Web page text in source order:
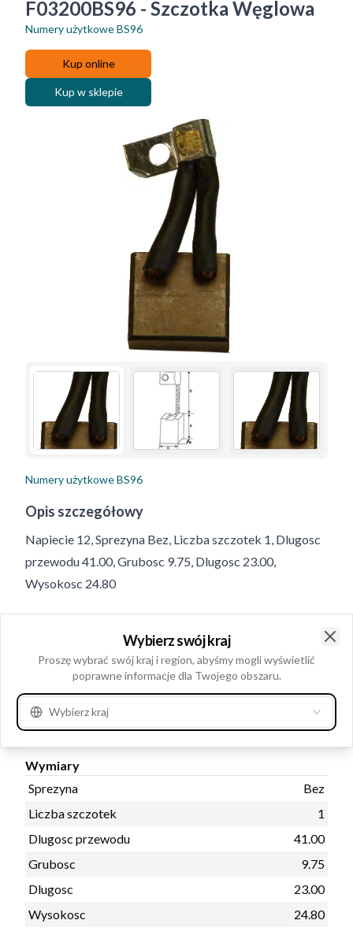
F03200BS96 - Szczotka Węglowa
Numery użytkoweBS96
Kup online
Kup w sklepie
Numery użytkoweBS96
Opis szczegółowy
Napiecie 12, Sprezyna Bez, Liczba szczotek 1, Dlugosc
przewodu 41.00, Grubosc 9.75, Dlugosc 23.00,
Wysokosc 24.80
Dane elektryczne
Napiecie
12
Wymiary
Sprezyna
Bez
Liczba szczotek
1
Dlugosc przewodu
41.00
Grubosc
9.75
Dlugosc
23.00
Wysokosc
24.80
Wybierz swój kraj
Proszę wybrać swój kraj i region, abyśmy mogli wyświetlić
poprawne informacje dla Twojego obszaru.
Wybierz kraj